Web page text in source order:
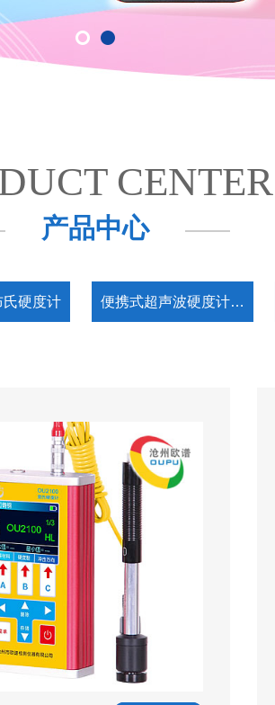
CENTER
产品中心
氏硬度计 便携式超声波硬度计…